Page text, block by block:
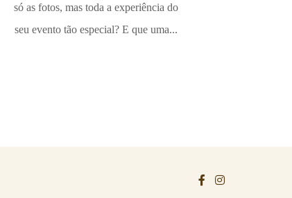
só as fotos, mas toda a experiência do
seu evento tão especial? E que uma...